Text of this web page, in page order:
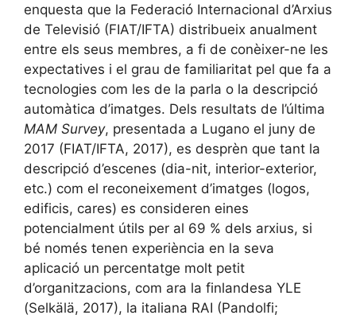
enquesta que la Federació Internacional d’Arxius
de Televisió (FIAT/IFTA) distribueix anualment
entre els seus membres, a fi de conèixer-ne les
expectatives i el grau de familiaritat pel que fa a
tecnologies com les de la parla o la descripció
automàtica d’imatges. Dels resultats de l’última
MAM Survey, presentada a Lugano el juny de
2017 (FIAT/IFTA, 2017), es desprèn que tant la
descripció d’escenes (dia-nit, interior-exterior,
etc.) com el reconeixement d’imatges (logos,
edificis, cares) es consideren eines
potencialment útils per al 69 % dels arxius, si
bé només tenen experiència en la seva
aplicació un percentatge molt petit
d’organitzacions, com ara la finlandesa YLE
(Selkälä, 2017), la italiana RAI (Pandolfi;